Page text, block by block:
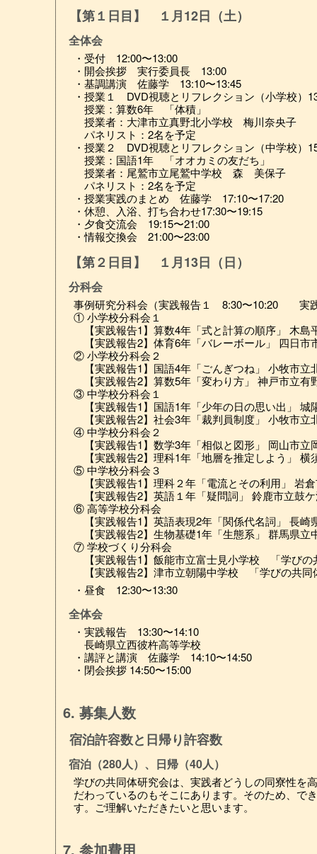
【第１日目】 １月12日（土）
全体会
・受付 12:00〜13:00
・開会挨拶 実行委員長 13:00
・基調講演 佐藤学 13:10〜13:45
・授業１ DVD視聴とリフレクション（小学校）
授業：算数6年 「体積」
授業者：大津市立真野北小学校 梅川奈央子
パネリスト：2名を予定
・授業２ DVD視聴とリフレクション（中学校）
授業：国語1年 「オオカミの友だち」
授業者：尾鷲市立尾鷲中学校 森 美保子
パネリスト：2名を予定
・授業実践のまとめ 佐藤学 17:10〜17:20
・休憩、入浴、打ち合わせ17:30〜19:15
・夕食交流会 19:15〜21:00
・情報交換会 21:00〜23:00
【第２日目】 １月13日（日）
分科会
事例研究分科会（実践報告１ 8:30〜10:20 実
① 小学校分科会１
【実践報告1】算数4年「式と計算の順序」 木島
【実践報告2】体育6年「バレーボール」 四日市
② 小学校分科会２
【実践報告1】国語4年「ごんぎつね」 小牧市立
【実践報告2】算数5年「変わり方」 神戸市立有
③ 中学校分科会１
【実践報告1】国語1年「少年の日の思い出」 城
【実践報告2】社会3年「裁判員制度」 小牧市立
④ 中学校分科会２
【実践報告1】数学3年「相似と図形」 岡山市立
【実践報告2】理科1年「地層を推定しよう」 横
⑤ 中学校分科会３
【実践報告1】理科２年「電流とその利用」 岩
【実践報告2】英語１年「疑問詞」 鈴鹿市立鼓
⑥ 高等学校分科会
【実践報告1】英語表現2年「関係代名詞」 長崎
【実践報告2】生物基礎1年「生態系」 群馬県立
⑦ 学校づくり分科会
【実践報告1】飯能市立富士見小学校 「学びの
【実践報告2】津市立朝陽中学校 「学びの共同
・昼食 12:30〜13:30
全体会
・実践報告 13:30〜14:10
長崎県立西彼杵高等学校
・講評と講演 佐藤学 14:10〜14:50
・閉会挨拶 14:50〜15:00
6. 募集人数
宿泊許容数と日帰り許容数
宿泊（280人）、日帰（40人）
学びの共同体研究会は、実践者どうしの同寮性を
だわっているのもそこにあります。そのため、で
す。ご理解いただきたいと思います。
7. 参加費用